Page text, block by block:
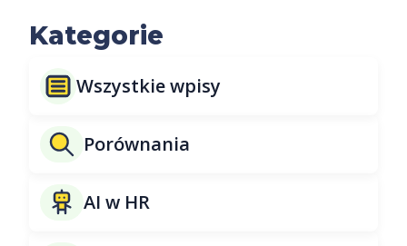
Kategorie
Wszystkie wpisy
Porównania
AI w HR